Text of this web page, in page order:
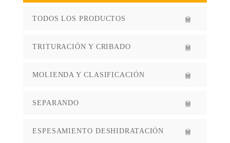
TODOS LOS PRODUCTOS
TRITURACIÓN Y CRIBADO
MOLIENDA Y CLASIFICACIÓN
SEPARANDO
ESPESAMIENTO DESHIDRATACIÓN